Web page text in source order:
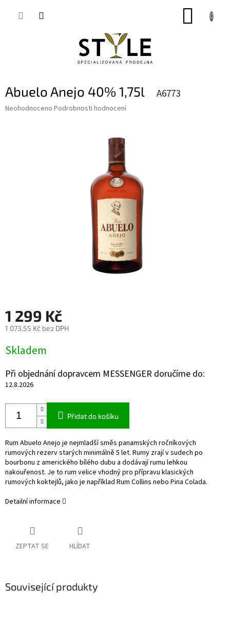
Abuelo Anejo 40% 1,75l A6773
Průměrné
Neohodnoceno Podrobnosti hodnocení
1 299 Kč
1 073,55 Kč bez DPH
cena:
Skladem
Při objednání dopravcem MESSENGER doručíme do:
12.8.2026
Přidat do košíku
Rum Abuelo Anejo je nejmladší směs panamských ročníkových
rumových rezerv starých minimálně 5 let. Rumy zrají v sudech po
bourbonu z amerického bílého dubu a dodávají rumu lehkou
nakouřenost. Je to rum velice vhodný pro přípravu klasických
rumových koktejlů, jako je například Rum Collins nebo Pina Colada.
Detailní informace
ZEPTAT SE HLÍDAT
Související produkty